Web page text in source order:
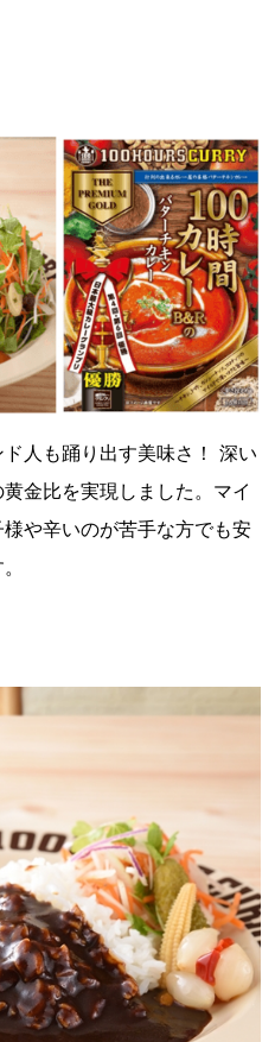
人も踊り出す美味さ！ 深い
金比を実現しました。マイ
や辛いのが苦手な方でも安